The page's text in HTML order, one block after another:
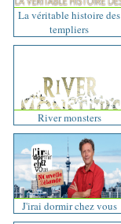
La véritable histoire des
templiers
River monsters
J'irai dormir chez vous